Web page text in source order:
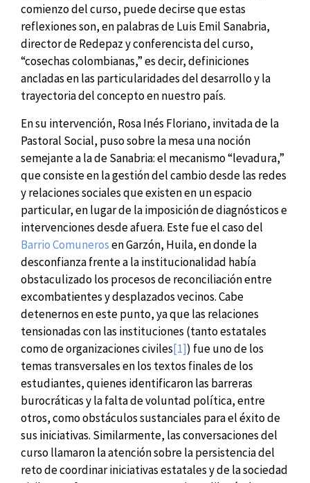
comienzo del curso, puede decirse que estas
reflexiones son, en palabras de Luis Emil Sanabria,
director de Redepaz y conferencista del curso,
“cosechas colombianas,” es decir, definiciones
ancladas en las particularidades del desarrollo y la
trayectoria del concepto en nuestro país.
En su intervención, Rosa Inés Floriano, invitada de la
Pastoral Social, puso sobre la mesa una noción
semejante a la de Sanabria: el mecanismo “levadura,”
que consiste en la gestión del cambio desde las redes
y relaciones sociales que existen en un espacio
particular, en lugar de la imposición de diagnósticos e
intervenciones desde afuera. Este fue el caso del
Barrio Comunerosen Garzón, Huila, en donde la
desconfianza frente a la institucionalidad había
obstaculizado los procesos de reconciliación entre
excombatientes y desplazados vecinos. Cabe
detenernos en este punto, ya que las relaciones
tensionadas con las instituciones (tanto estatales
como de organizaciones civiles[1]) fue uno de los
temas transversales en los textos finales de los
estudiantes, quienes identificaron las barreras
burocráticas y la falta de voluntad política, entre
otros, como obstáculos sustanciales para el éxito de
sus iniciativas. Similarmente, las conversaciones del
curso llamaron la atención sobre la persistencia del
reto de coordinar iniciativas estatales y de la sociedad